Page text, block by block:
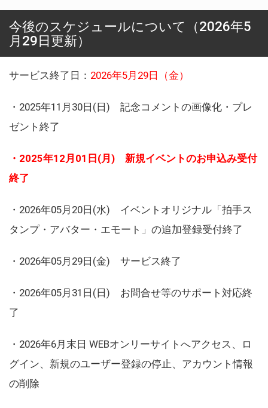
今後のスケジュールについて（2026年5
月29日更新）
サービス終了日： 2026年5月29日（金）
・2025年11月30日(日) 記念コメントの画像化・プレ
ゼント終了
・2025年12月01日(月) 新規イベントのお申込み受付
終了
・2026年05月20日(水) イベントオリジナル「拍手ス
タンプ・アバター・エモート」の追加登録受付終了
・2026年05月29日(金) サービス終了
・2026年05月31日(日) お問合せ等のサポート対応終
了
・2026年6月末日 WEBオンリーサイトへアクセス、ロ
グイン、新規のユーザー登録の停止、アカウント情報
の削除